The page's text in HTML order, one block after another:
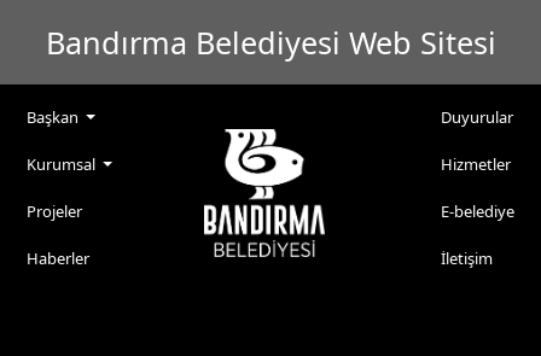
Bandırma Belediyesi Web Sitesi
Başkan
Kurumsal
Projeler
Haberler
Duyurular
Hizmetler
E-belediye
İletişim